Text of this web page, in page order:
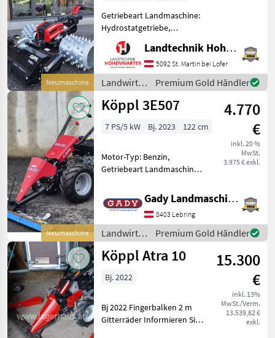
Neumaschine
Getriebeart Landmaschine:
Hydrostatgetriebe,
Zylinderanzahl: 2 Zylinder,
Motor-Typ: Benzin, E-
Starter Köppl Gekko Max
*Grundmaschine
*Automatische
Achsverschiebung 300m
Landtechnik Hohenwarter GmbH
5092 St. Martin bei Lofer
Landwirtsch.
Motorfahrzeuge
/ Köppl
Premium Gold Händler
Neumaschine
Köppl 3E507
4.770
€
inkl. 20 %
MwSt.
3.975 € exkl.
7 PS/5 kW Bj. 2023 122 cm
Motor-Typ: Benzin,
Getriebeart Landmaschine:
Zylinderanzahl: 1 Zylinder
Auf Lager! Heute kaufen -
morgen einsetzen!
Ausstattung: + Breitreifen
16x
Gady Landmaschinen GmbH
8403 Lebring
Landwirtsch.
Motorfahrzeuge
/ Köppl
Premium Gold Händler
Köppl Atra 10
15.300
€
inkl. 13%
MwSt./Verm.
13.539,82 €
exkl.
Bj. 2022
Bj 2022 Fingerbalken 2 m
Gitterräder Informieren Sie